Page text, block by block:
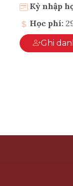
Kỳ nhập
Học phí:
Ghi